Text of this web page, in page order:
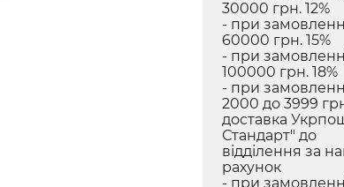
30000 грн. 12%
- при
60000 грн. 15%
- при
100000 грн. 18%
- при
2000 до 3999
доставка
Стандарт" до
відділення за
рахунок
- при